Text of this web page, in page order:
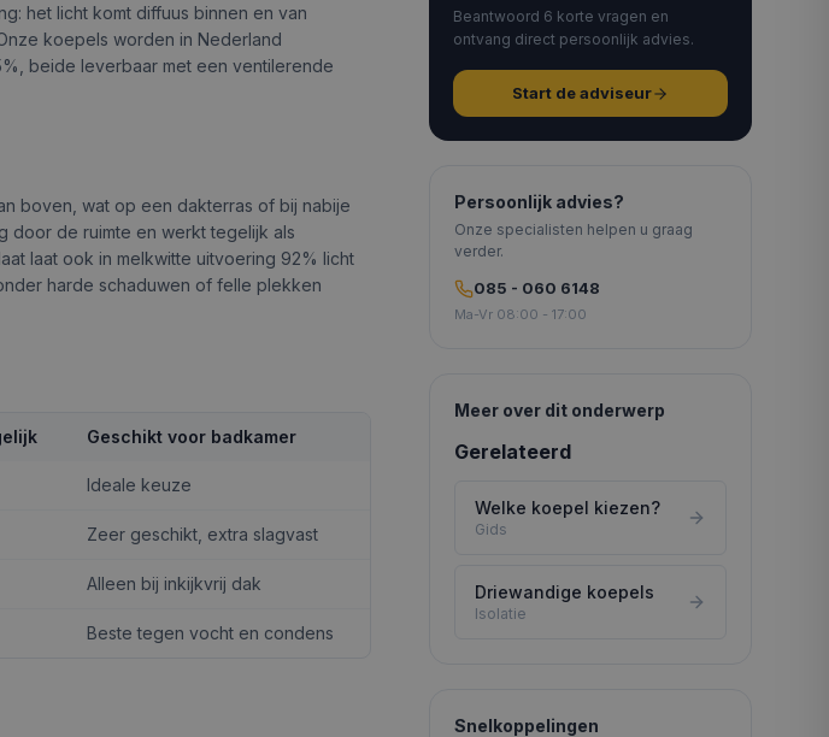
het licht komt diffuus binnen en van
koepels worden in Nederland
beide leverbaar met een ventilerende
boven, wat op een dakterras of bij nabije
door de ruimte en werkt tegelijk als
laat ook in melkwitte uitvoering 92% licht
harde schaduwen of felle plekken
Geschikt voor badkamer
Ideale keuze
Zeer geschikt, extra slagvast
Alleen bij inkijkvrij dak
Beste tegen vocht en condens
Beantwoord 6 korte vragen en
ontvang direct persoonlijk advies.
Start de adviseur
Persoonlijk advies?
Onze specialisten helpen u graag
verder.
085 - 060 6148
Ma-Vr 08:00 - 17:00
Meer over dit onderwerp
Gerelateerd
Welke koepel kiezen?
Gids
Driewandige koepels
Isolatie
Snelkoppelingen